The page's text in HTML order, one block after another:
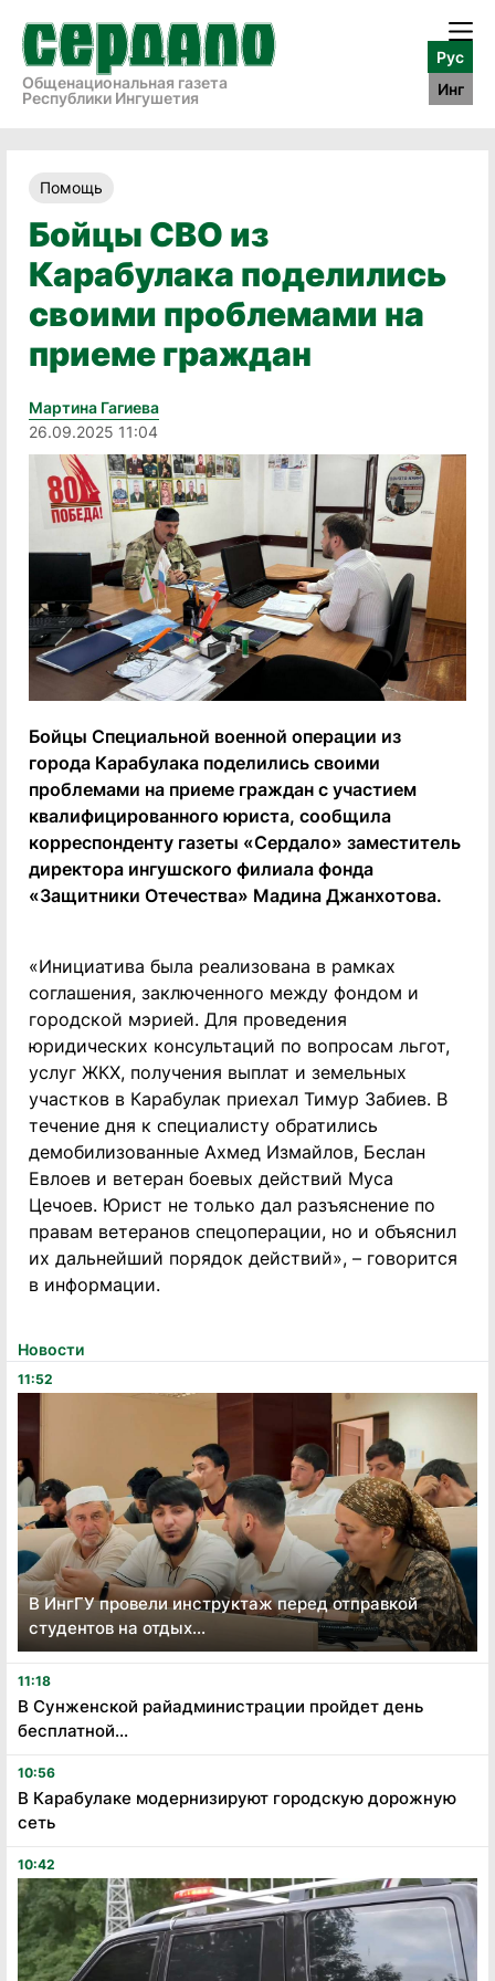
Общенациональная газета
Республики Ингушетия
Рус
Инг
Новости
11:52
В ИнгГУ провели инструктаж перед отправкой
студентов на отдых...
11:18
В Сунженской райадминистрации пройдет день
бесплатной...
10:56
В Карабулаке модернизируют городскую дорожную
сеть
10:42
Помощь
Бойцы СВО из
Карабулака поделились
своими проблемами на
приеме граждан
Мартина Гагиева
26.09.2025 11:04
Бойцы Специальной военной операции из
города Карабулака поделились своими
проблемами на приеме граждан с участием
квалифицированного юриста, сообщила
корреспонденту газеты «Сердало» заместитель
директора ингушского филиала фонда
«Защитники Отечества» Мадина Джанхотова.
«Инициатива была реализована в рамках
соглашения, заключенного между фондом и
городской мэрией. Для проведения
юридических консультаций по вопросам льгот,
услуг ЖКХ, получения выплат и земельных
участков в Карабулак приехал Тимур Забиев. В
течение дня к специалисту обратились
демобилизованные Ахмед Измайлов, Беслан
Евлоев и ветеран боевых действий Муса
Цечоев. Юрист не только дал разъяснение по
правам ветеранов спецоперации, но и объяснил
их дальнейший порядок действий», – говорится
в информации.